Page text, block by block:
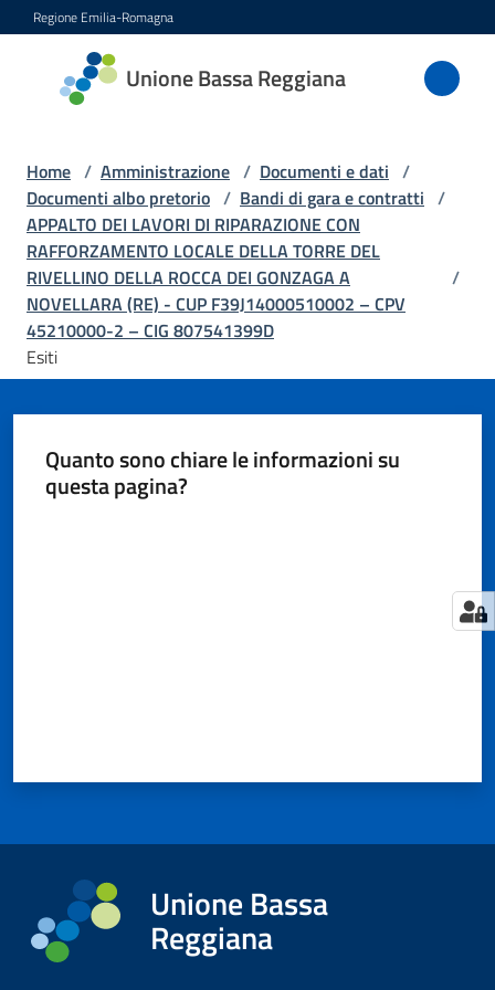
Vai al contenuto
Vai alla navigazione
Vai al footer
Regione Emilia-Romagna
Unione Bassa Reggiana
Unione
Bassa
Amministrazione
Menu selezionato
Novità
Servizi
Vivere
Home / Amministrazione / Documenti e dati /
Documenti albo pretorio / Bandi di gara e contratti /
APPALTO DEI LAVORI DI RIPARAZIONE CON
RAFFORZAMENTO LOCALE DELLA TORRE DEL
RIVELLINO DELLA ROCCA DEI GONZAGA A
NOVELLARA (RE) - CUP F39J14000510002 – CPV
45210000-2 – CIG 807541399D
/
Esiti
Quanto sono chiare le informazioni su
questa pagina?
Unione Bassa
Reggiana